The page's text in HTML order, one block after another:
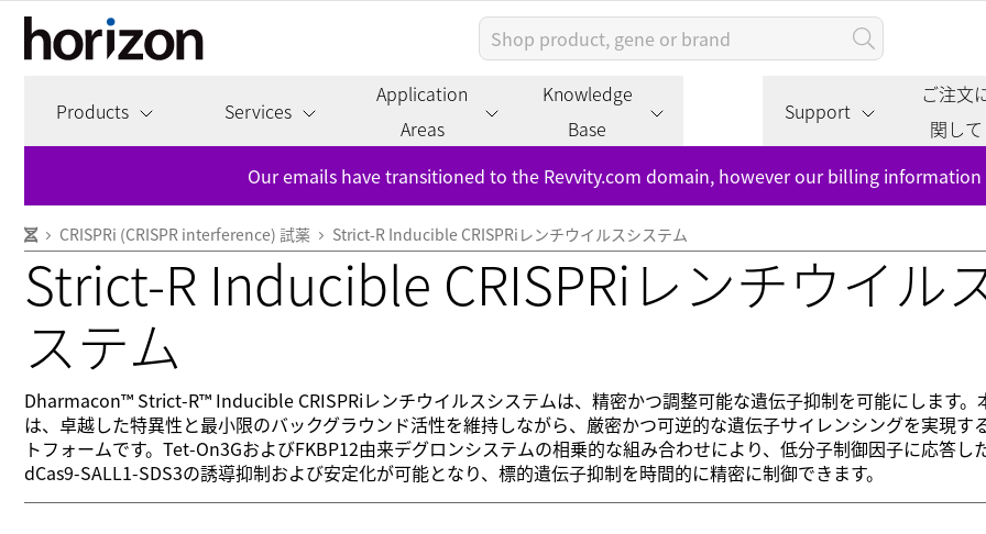
Products Services
Application
Areas
Knowledge
Base
Support
ご注文
関して
Our emails have transitioned to the Revvity.com domain, however our billing information
CRISPRi (CRISPR interference) 試薬 Strict‑R Inducible CRISPRiレンチウイルスシステム
Strict‑R Inducible CRISPRiレンチウイル
ステム
Dharmacon™ Strict‑R™ Inducible CRISPRiレンチウイルスシステムは、精密かつ調整可能な遺伝子抑制を可能にします。
は、卓越した特異性と最小限のバックグラウンド活性を維持しながら、厳密かつ可逆的な遺伝子サイレンシングを実現す
トフォームです。Tet‑On3GおよびFKBP12由来デグロンシステムの相乗的な組み合わせにより、低分子制御因子に応答し
dCas9‑SALL1‑SDS3の誘導抑制および安定化が可能となり、標的遺伝子抑制を時間的に精密に制御できます。